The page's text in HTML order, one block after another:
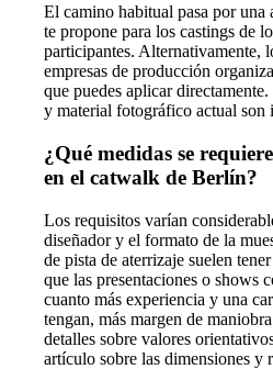
El camino habitual pasa por una
te propone para los castings de
participantes. Alternativamente,
empresas de producción
que puedes aplicar
y material fotográfico actual son
¿Qué medidas se
en el catwalk de Berlín?
Los requisitos varían
diseñador y el formato de la
de pista de aterrizaje suelen
que las presentaciones o shows
cuanto más experiencia y una
tengan, más margen de
detalles sobre valores
artículo sobre las dimensiones y